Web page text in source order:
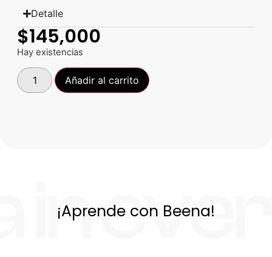
Detalle
$145,000
Hay existencias
Añadir al carrito
¡Aprende con Beena!